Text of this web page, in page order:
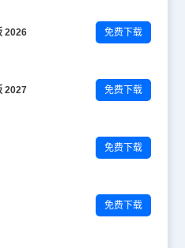
2026 免费下载
2027 免费下载
免费下载
免费下载